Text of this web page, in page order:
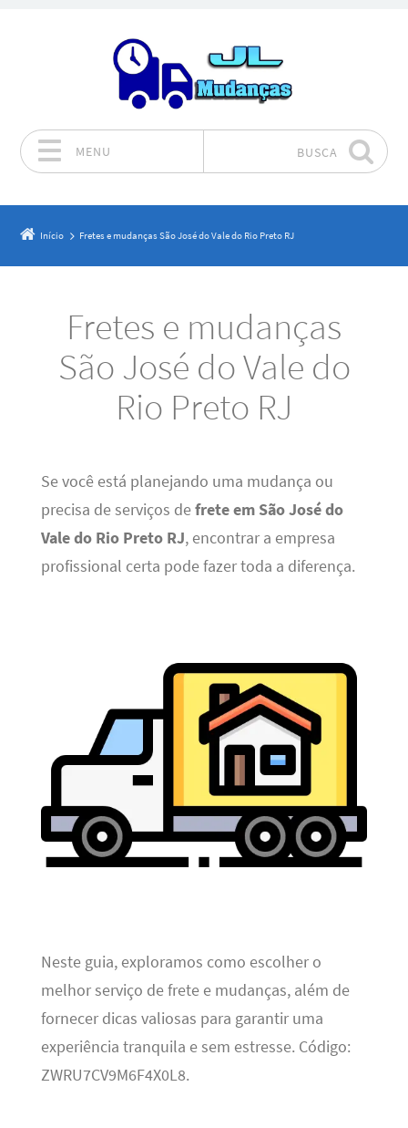
MENU BUSCA
Início Fretes e mudanças São José do Vale do Rio Preto RJ
Fretes e mudanças
São José do Vale do
Rio Preto RJ
Se você está planejando uma mudança ou
precisa de serviços defrete em São José do
Vale do Rio Preto RJ, encontrar a empresa
profissional certa pode fazer toda a diferença.
Neste guia, exploramos como escolher o
melhor serviço de frete e mudanças, além de
fornecer dicas valiosas para garantir uma
experiência tranquila e sem estresse. Código:
ZWRU7CV9M6F4X0L8.